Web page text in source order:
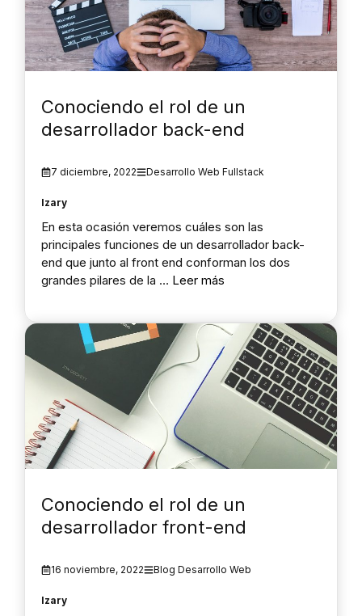
Conociendo el rol de un
desarrollador back-end
7 diciembre, 2022 Desarrollo Web Fullstack
Izary
En esta ocasión veremos cuáles son las
principales funciones de un desarrollador back-
end que junto al front end conforman los dos
grandes pilares de la … Leer más
Conociendo el rol de un
desarrollador front-end
16 noviembre, 2022 Blog Desarrollo Web
Izary